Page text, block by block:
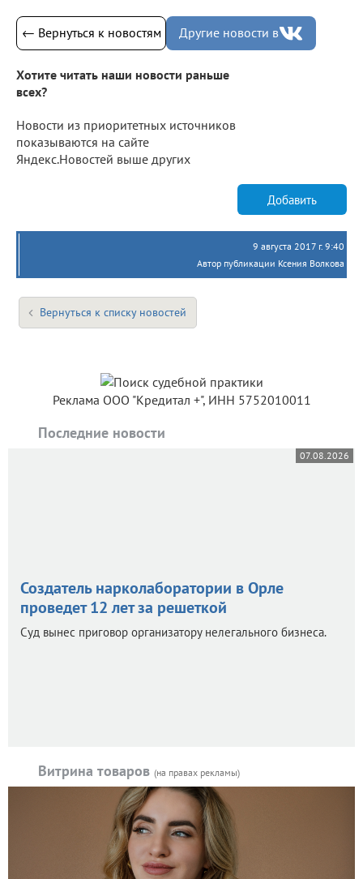
← Вернуться к новостям Другие новости в
Хотите читать наши новости раньше
всех?
Новости из приоритетных источников
показываются на сайте
Яндекс.Новостей выше других
Добавить
9 августа 2017 г. 9:40
Автор публикации Ксения Волкова
Вернуться к списку новостей
Реклама ООО "Кредитал +", ИНН 5752010011
Последние новости
07.08.2026
Создатель нарколаборатории в Орле
проведет 12 лет за решеткой
Суд вынес приговор организатору нелегального бизнеса.
Витрина товаров (на правах рекламы)